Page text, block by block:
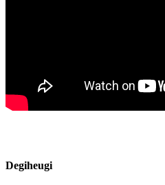
Degiheugi